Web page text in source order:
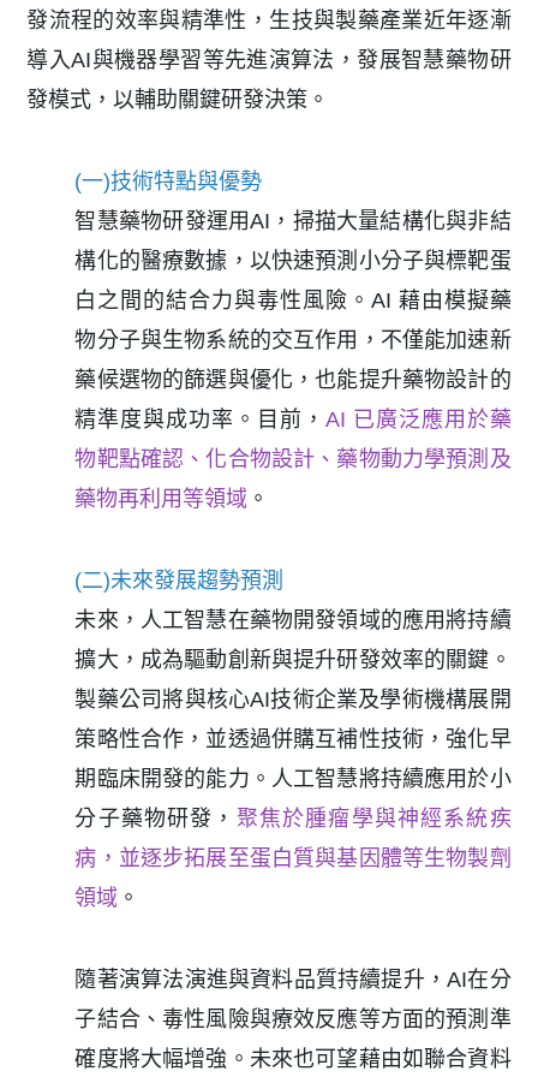
發流程的效率與精準性，生技與製藥產業近年逐漸
導入AI與機器學習等先進演算法，發展智慧藥物研
發模式，以輔助關鍵研發決策。
(一)技術特點與優勢
智慧藥物研發運用AI，掃描大量結構化與非結
構化的醫療數據，以快速預測小分子與標靶蛋
白之間的結合力與毒性風險。AI 藉由模擬藥
物分子與生物系統的交互作用，不僅能加速新
藥候選物的篩選與優化，也能提升藥物設計的
精準度與成功率。目前， AI 已廣泛應用於藥
物靶點確認、化合物設計、藥物動力學預測及
藥物再利用等領域 。
(二)未來發展趨勢預測
未來，人工智慧在藥物開發領域的應用將持續
擴大，成為驅動創新與提升研發效率的關鍵。
製藥公司將與核心AI技術企業及學術機構展開
策略性合作，並透過併購互補性技術，強化早
期臨床開發的能力。人工智慧將持續應用於小
分子藥物研發， 聚焦於腫瘤學與神經系統疾
病，並逐步拓展至蛋白質與基因體等生物製劑
領域 。
隨著演算法演進與資料品質持續提升，AI在分
子結合、毒性風險與療效反應等方面的預測準
確度將大幅增強。未來也可望藉由如聯合資料